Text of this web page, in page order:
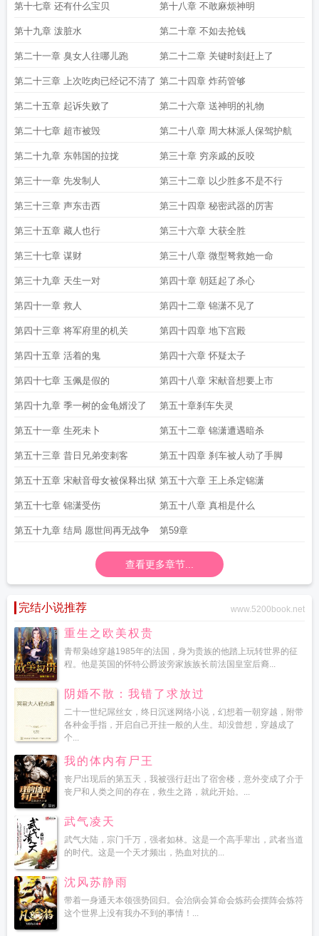
第十七章 还有什么宝贝 第十八章 不敢麻烦神明
第十九章 泼脏水 第二十章 不如去抢钱
第二十一章 臭女人往哪儿跑 第二十二章 关键时刻赶上了
第二十三章 上次吃肉已经记不清了 第二十四章 炸药管够
第二十五章 起诉失败了 第二十六章 送神明的礼物
第二十七章 超市被毁 第二十八章 周大林派人保驾护航
第二十九章 东韩国的拉拢 第三十章 穷亲戚的反咬
第三十一章 先发制人 第三十二章 以少胜多不是不行
第三十三章 声东击西 第三十四章 秘密武器的厉害
第三十五章 藏人也行 第三十六章 大获全胜
第三十七章 谋财 第三十八章 微型弩救她一命
第三十九章 天生一对 第四十章 朝廷起了杀心
第四十一章 救人 第四十二章 锦潇不见了
第四十三章 将军府里的机关 第四十四章 地下宫殿
第四十五章 活着的鬼 第四十六章 怀疑太子
第四十七章 玉佩是假的 第四十八章 宋献音想要上市
第四十九章 季一树的金龟婿没了 第五十章刹车失灵
第五十一章 生死未卜 第五十二章 锦潇遭遇暗杀
第五十三章 昔日兄弟变刺客 第五十四章 刹车被人动了手脚
第五十五章 宋献音母女被保释出狱 第五十六章 王上杀定锦潇
第五十七章 锦潇受伤 第五十八章 真相是什么
第五十九章 结局 愿世间再无战争 第59章
查看更多章节...
完结小说推荐 www.5200book.net
重生之欧美权贵
青帮枭雄穿越1985年的法国，身为贵族的他踏上玩转世界的征
程。他是英国的怀特公爵波旁家族族长前法国皇室后裔...
阴婚不散：我错了求放过
二十一世纪屌丝女，终日沉迷网络小说，幻想着一朝穿越，附带
各种金手指，开启自己开挂一般的人生。却没曾想，穿越成了
个...
我的体内有尸王
丧尸出现后的第五天，我被强行赶出了宿舍楼，意外变成了介于
丧尸和人类之间的存在，救生之路，就此开始。...
武气凌天
武气大陆，宗门千万，强者如林。这是一个高手辈出，武者当道
的时代。这是一个天才频出，热血对抗的...
沈风苏静雨
带着一身通天本领强势回归。会治病会算命会炼药会摆阵会炼符
这个世界上没有我办不到的事情！...